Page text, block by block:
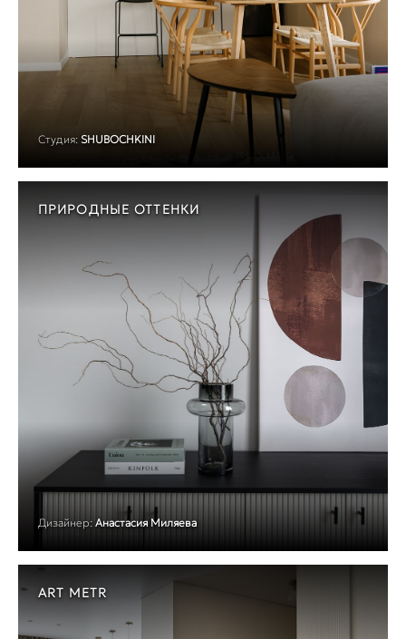
Студия: SHUBOCHKINI
ПРИРОДНЫЕ ОТТЕНКИ
Дизайнер: Анастасия Миляева
ART METR